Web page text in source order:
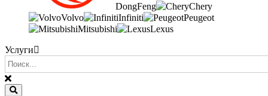
DongFeng
Chery
Volvo
Infiniti
Peugeot
Mitsubishi
Lexus
Услуги